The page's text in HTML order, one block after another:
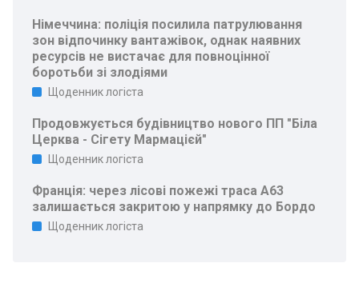
Німеччина: поліція посилила патрулювання
зон відпочинку вантажівок, однак наявних
ресурсів не вистачає для повноцінної
боротьби зі злодіями
Щоденник логіста
Продовжується будівництво нового ПП "Біла
Церква - Сігету Мармацієй"
Щоденник логіста
Франція: через лісові пожежі траса A63
залишається закритою у напрямку до Бордо
Щоденник логіста